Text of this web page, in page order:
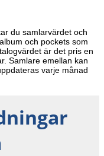
du samlarvärdet och
och pockets som
är det pris en
Samlare emellan kan
varje månad